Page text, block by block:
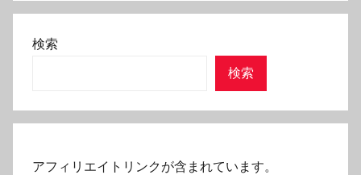
検索
検索
アフィリエイトリンクが含まれています。